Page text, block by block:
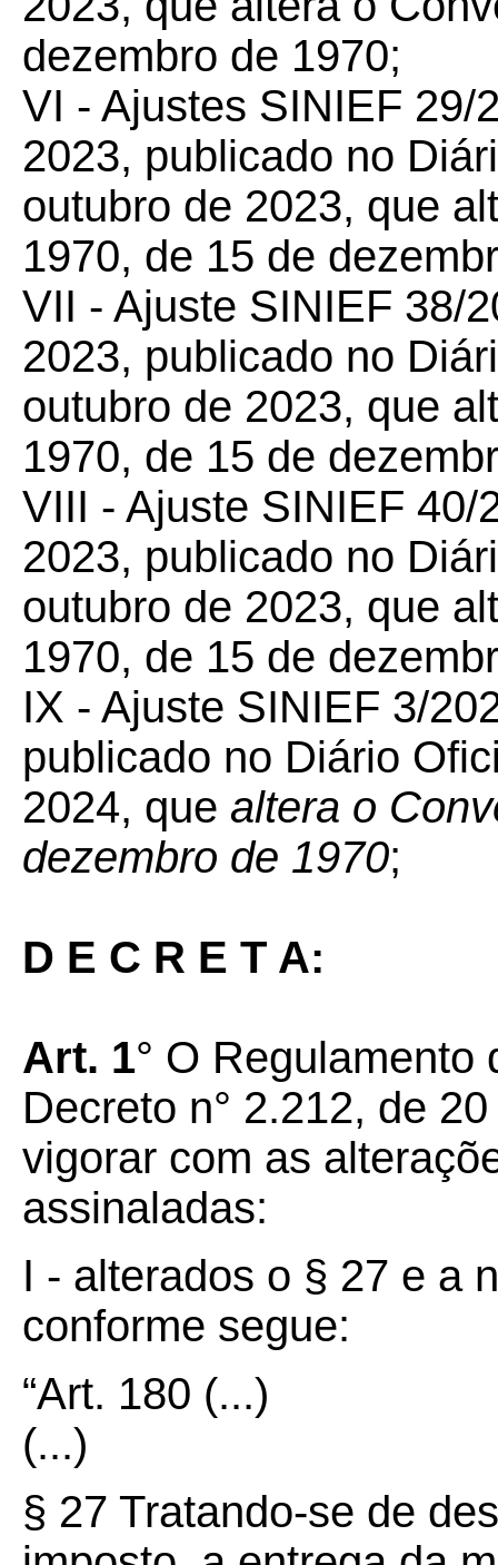
dezembro de 1970;
VI - Ajustes SINIEF 29/
2023, publicado no
outubro de 2023, que
1970, de 15 de
VII - Ajuste SINIEF 38/
2023, publicado no
outubro de 2023, que
1970, de 15 de
VIII - Ajuste SINIEF 40/
2023, publicado no
outubro de 2023, que
1970, de 15 de
IX - Ajuste SINIEF 3/
publicado no Diário
2024, que altera o
dezembro de 1970;
D E C R E T A:
Art. 1° O Regulamento
Decreto n° 2.212, de
vigorar com as
assinaladas:
I - alterados o § 27 e a
conforme segue:
“Art. 180 (...)
(...)
§ 27 Tratando-se de